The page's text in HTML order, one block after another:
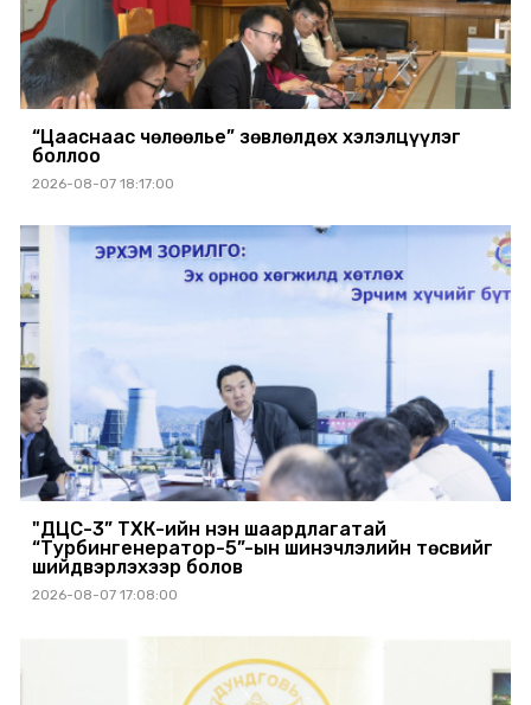
“Цааснаас чөлөөлье” зөвлөлдөх хэлэлцүүлэг
боллоо
2026-08-07 18:17:00
"ДЦС-3” ТӨХК-ийн нэн шаардлагатай
“Турбингенератор-5”-ын шинэчлэлийн төсвийг
шийдвэрлэхээр болов
2026-08-07 17:08:00